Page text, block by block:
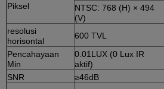
Piksel
NTSC: 768 (H) × 494
(V)
resolusi
horisontal
600 TVL
Pencahayaan
Min
0.01LUX (0 Lux IR
aktif)
SNR
≥46dB